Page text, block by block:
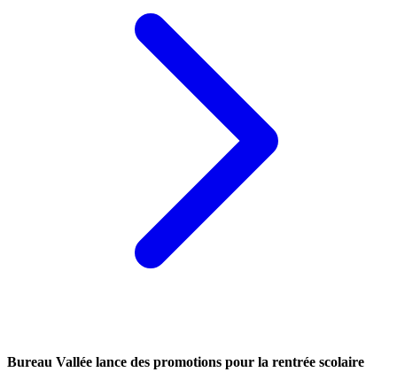
Bureau Vallée lance des promotions pour la rentrée scolaire